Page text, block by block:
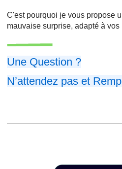
C'est pourquoi je vous propose
mauvaise surprise, adapté à vos
Une Question ?
N’attendez pas et